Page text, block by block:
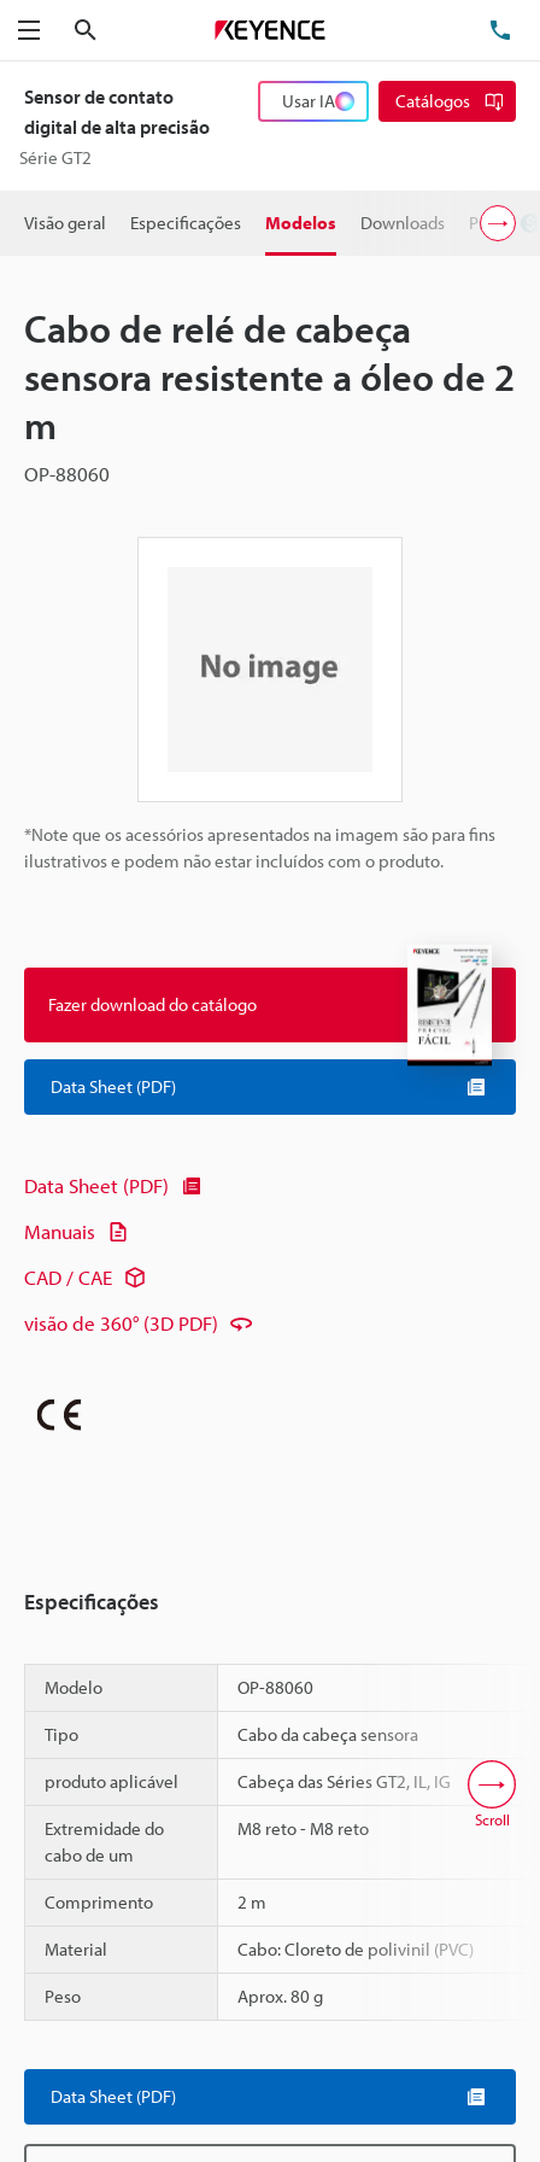
Menu
Sensor de contato
digital de alta precisão
Série GT2
Usar IA Catálogos
Visão geral Especificações Modelos Downloads Preço
Cabo de relé de cabeça
sensora resistente a óleo de 2
m
OP-88060
*Note que os acessórios apresentados na imagem são para fins
ilustrativos e podem não estar incluídos com o produto.
Fazer download do catálogo
Data Sheet (PDF)
Data Sheet (PDF)
Manuais
CAD / CAE
visão de 360° (3D PDF)
Especificações
Modelo OP-88060
Tipo Cabo da cabeça sensora
produto aplicável Cabeça das Séries GT2, IL, IG
Extremidade do
cabo de um
M8 reto - M8 reto
Comprimento 2 m
Material Cabo: Cloreto de polivinil (PVC)
Peso Aprox. 80 g
Scroll
Data Sheet (PDF)